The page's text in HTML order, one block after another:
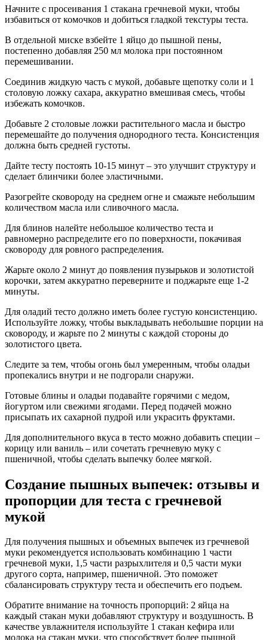
Начните с просеивания 1 стакана гречневой муки, чтобы
избавиться от комочков и добиться гладкой текстуры теста.
В отдельной миске взбейте 1 яйцо до пышной пены,
постепенно добавляя 250 мл молока при постоянном
перемешивании.
Соединив жидкую часть с мукой, добавьте щепотку соли и 1
столовую ложку сахара, аккуратно вмешивая смесь, чтобы
избежать комочков.
Добавьте 2 столовые ложки растительного масла и быстро
перемешайте до получения однородного теста. Консистенция
должна быть средней густоты.
Дайте тесту постоять 10-15 минут – это улучшит структуру и
сделает блинчики более эластичными.
Разогрейте сковороду на среднем огне и смажьте небольшим
количеством масла или сливочного масла.
Для блинов налейте небольшое количество теста и
равномерно распределите его по поверхности, покачивая
сковороду для ровного распределения.
Жарьте около 2 минут до появления пузырьков и золотистой
корочки, затем аккуратно переверните и поджарьте еще 1-2
минуты.
Для оладий тесто должно иметь более густую консистенцию.
Используйте ложку, чтобы выкладывать небольшие порции на
сковороду, и жарьте по 2 минуты с каждой стороны до
золотистого цвета.
Следите за тем, чтобы огонь был умеренным, чтобы оладьи
пропекались внутри и не подгорали снаружи.
Готовые блины и оладьи подавайте горячими с медом,
йогуртом или свежими ягодами. Перед подачей можно
присыпать их сахарной пудрой или украсить фруктами.
Для дополнительного вкуса в тесто можно добавить специи –
корицу или ваниль – или сочетать гречневую муку с
пшеничной, чтобы сделать выпечку более мягкой.
Создание пышных выпечек: отзывы и
пропорции для теста с гречневой
мукой
Для получения пышных и объемных выпечек из гречневой
муки рекомендуется использовать комбинацию 1 части
гречневой муки, 1,5 части разрыхлителя и 0,5 части муки
другого сорта, например, пшеничной. Это поможет
сбалансировать структуру теста и обеспечить его подъем.
Обратите внимание на точность пропорций: 2 яйца на
каждый стакан муки добавляют структуру и воздушность. В
качестве увлажнителя используйте 1 стакан кефира или
молока на стакан муки, что способствует более пышной